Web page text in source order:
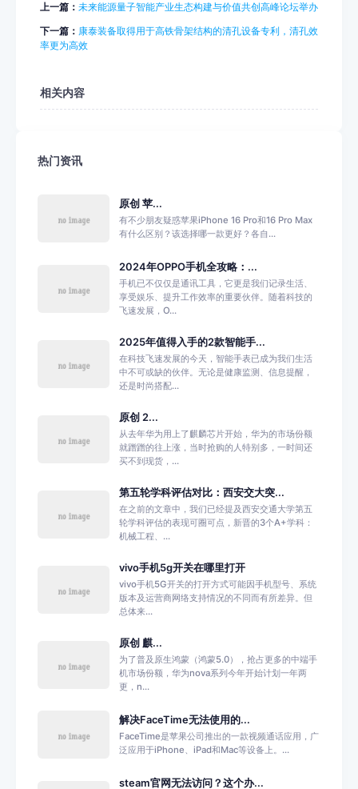
上一篇： 未来能源量子智能产业生态构建与价值共创高峰论坛举办
下一篇： 康泰装备取得用于高铁骨架结构的清孔设备专利，清孔效
率更为高效
相关内容
热门资讯
原创 苹...
有不少朋友疑惑苹果iPhone 16 Pro和16 Pro Max
有什么区别？该选择哪一款更好？各自...
2024年OPPO手机全攻略：...
手机已不仅仅是通讯工具，它更是我们记录生活、
享受娱乐、提升工作效率的重要伙伴。随着科技的
飞速发展，O...
2025年值得入手的2款智能手...
在科技飞速发展的今天，智能手表已成为我们生活
中不可或缺的伙伴。无论是健康监测、信息提醒，
还是时尚搭配...
原创 2...
从去年华为用上了麒麟芯片开始，华为的市场份额
就蹭蹭的往上涨，当时抢购的人特别多，一时间还
买不到现货，...
第五轮学科评估对比：西安交大突...
在之前的文章中，我们已经提及西安交通大学第五
轮学科评估的表现可圈可点，新晋的3个A+学科：
机械工程、...
vivo手机5g开关在哪里打开
vivo手机5G开关的打开方式可能因手机型号、系统
版本及运营商网络支持情况的不同而有所差异。但
总体来...
原创 麒...
为了普及原生鸿蒙（鸿蒙5.0），抢占更多的中端手
机市场份额，华为nova系列今年开始计划一年两
更，n...
解决FaceTime无法使用的...
FaceTime是苹果公司推出的一款视频通话应用，广
泛应用于iPhone、iPad和Mac等设备上。...
steam官网无法访问？这个办...